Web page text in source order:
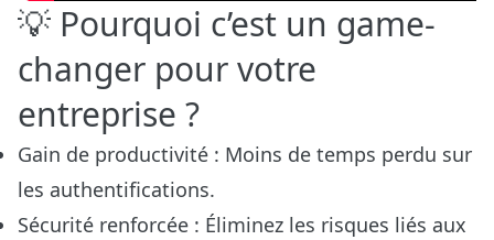
💡 Pourquoi c’est un game-
changer pour votre
entreprise ?
Gain de productivité : Moins de temps perdu sur
les authentifications.
Sécurité renforcée : Éliminez les risques liés aux